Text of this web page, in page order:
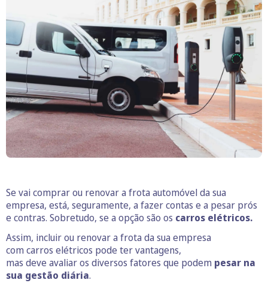
Se vai comprar ou renovar a frota automóvel da sua
empresa, está, seguramente, a fazer contas e a pesar prós
e contras. Sobretudo, se a opção são os carros elétricos.
Assim, incluir ou renovar a frota da sua empresa
com carros elétricos pode ter vantagens,
mas deve avaliar os diversos fatores que podem pesar na
sua gestão diária.